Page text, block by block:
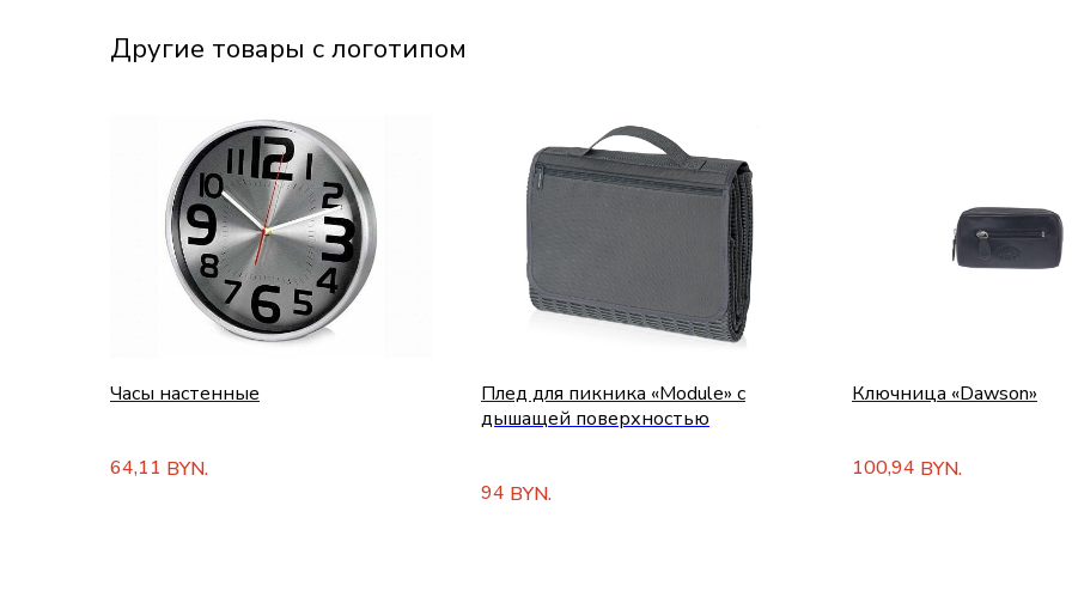
Другие товары с логотипом
Часы настенные
64,11 BYN.
Плед для пикника «Module» с
дышащей поверхностью
94 BYN.
Ключница «Dawson»
100,94 BYN.